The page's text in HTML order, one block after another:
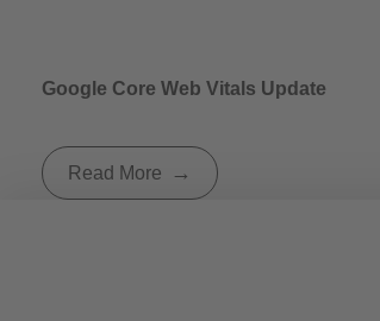
Google Core Web Vitals Update
Read More